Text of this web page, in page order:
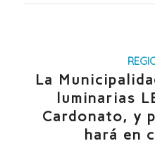
La
luminarias
Cardonato, y
hará en